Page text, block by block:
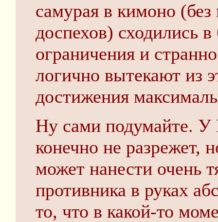
самурая в кимоно
доспехов) сходились
ограничения и
логично вытекают из
достижения
Ну сами подумайте. У
конечно не разрежет,
может нанести очень
противника в руках
то, что в какой-то